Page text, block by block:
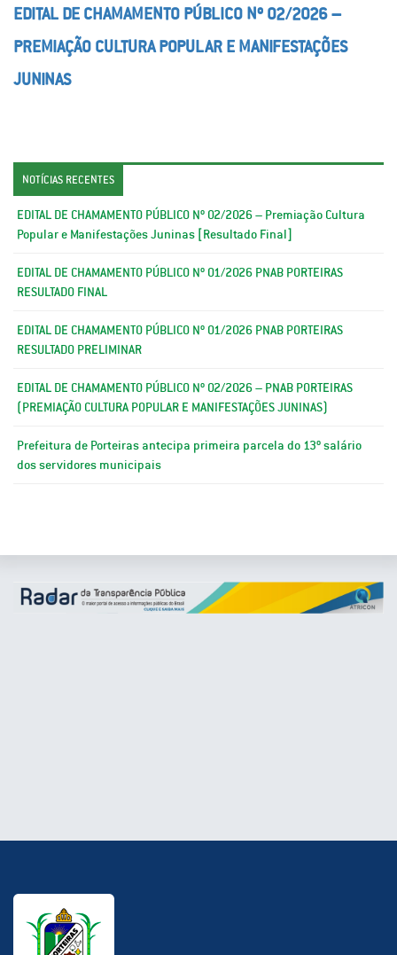
EDITAL DE CHAMAMENTO PÚBLICO Nº 02/2026 –
PREMIAÇÃO CULTURA POPULAR E MANIFESTAÇÕES
JUNINAS
NOTÍCIAS RECENTES
EDITAL DE CHAMAMENTO PÚBLICO Nº 02/2026 – Premiação Cultura
Popular e Manifestações Juninas [Resultado Final]
EDITAL DE CHAMAMENTO PÚBLICO Nº 01/2026 PNAB PORTEIRAS
RESULTADO FINAL
EDITAL DE CHAMAMENTO PÚBLICO Nº 01/2026 PNAB PORTEIRAS
RESULTADO PRELIMINAR
EDITAL DE CHAMAMENTO PÚBLICO Nº 02/2026 – PNAB PORTEIRAS
(PREMIAÇÃO CULTURA POPULAR E MANIFESTAÇÕES JUNINAS)
Prefeitura de Porteiras antecipa primeira parcela do 13º salário
dos servidores municipais